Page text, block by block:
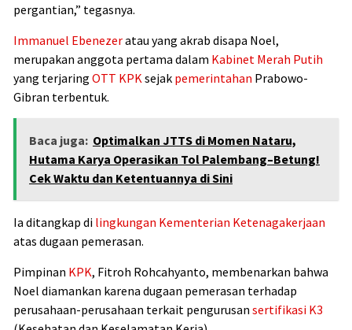
pergantian,” tegasnya.
Immanuel Ebenezeratau yang akrab disapa Noel,
merupakan anggota pertama dalam Kabinet Merah Putih
yang terjaring OTT KPKsejak pemerintahan Prabowo-
Gibran terbentuk.
Baca juga: Optimalkan JTTS di Momen Nataru,
Hutama Karya Operasikan Tol Palembang–Betung!
Cek Waktu dan Ketentuannya di Sini
Ia ditangkap di lingkungan Kementerian Ketenagakerjaan
atas dugaan pemerasan.
Pimpinan KPK, Fitroh Rohcahyanto, membenarkan bahwa
Noel diamankan karena dugaan pemerasan terhadap
perusahaan-perusahaan terkait pengurusan sertifikasi K3